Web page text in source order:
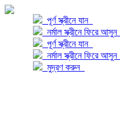
পূর্ণ স্ক্রীনে যান
নর্মাল স্ক্রীনে ফিরে আসুন
পূর্ণ স্ক্রীনে যান
নর্মাল স্ক্রীনে ফিরে আসুন
মুদ্রণ করুন